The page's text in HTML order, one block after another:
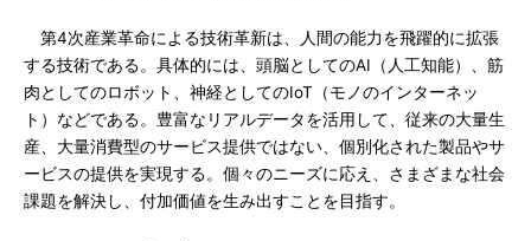
第4次産業革命による技術革新は、人間の能力を飛躍的に拡張
する技術である。具体的には、頭脳としてのAI（人工知能）、筋
肉としてのロボット、神経としてのIoT（モノのインターネッ
ト）などである。豊富なリアルデータを活用して、従来の大量生
産、大量消費型のサービス提供ではない、個別化された製品やサ
ービスの提供を実現する。個々のニーズに応え、さまざまな社会
課題を解決し、付加価値を生み出すことを目指す。